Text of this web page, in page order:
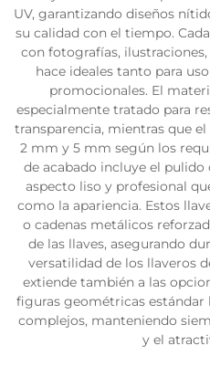
UV, garantizando diseños
su calidad con el tiempo.
con fotografías,
hace ideales tanto para
promocionales. El
especialmente tratado para
transparencia, mientras que
2 mm y 5 mm según los
de acabado incluye el
aspecto liso y profesional
como la apariencia. Estos
o cadenas metálicos
de las llaves, asegurando
versatilidad de los llaveros
extiende también a las
figuras geométricas estándar
complejos, manteniendo
y el